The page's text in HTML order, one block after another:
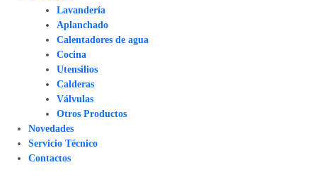
Lavandería
Aplanchado
Calentadores de agua
Cocina
Utensilios
Calderas
Válvulas
Otros Productos
Novedades
Servicio Técnico
Contactos